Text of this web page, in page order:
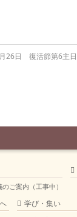
26日 復活節第6主日
ご案内（工事中）
学び・集い